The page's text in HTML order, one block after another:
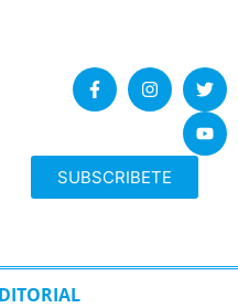
SUBSCRIBETE